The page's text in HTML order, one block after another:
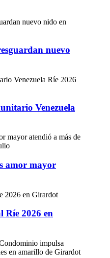
nuevo
Venezuela
amor mayor
Ríe 2026 en